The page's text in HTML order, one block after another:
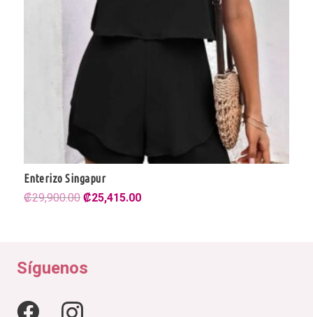
Enterizo Singapur
₡29,900.00El
₡29,900.00.
₡25,415.00El
Síguenos